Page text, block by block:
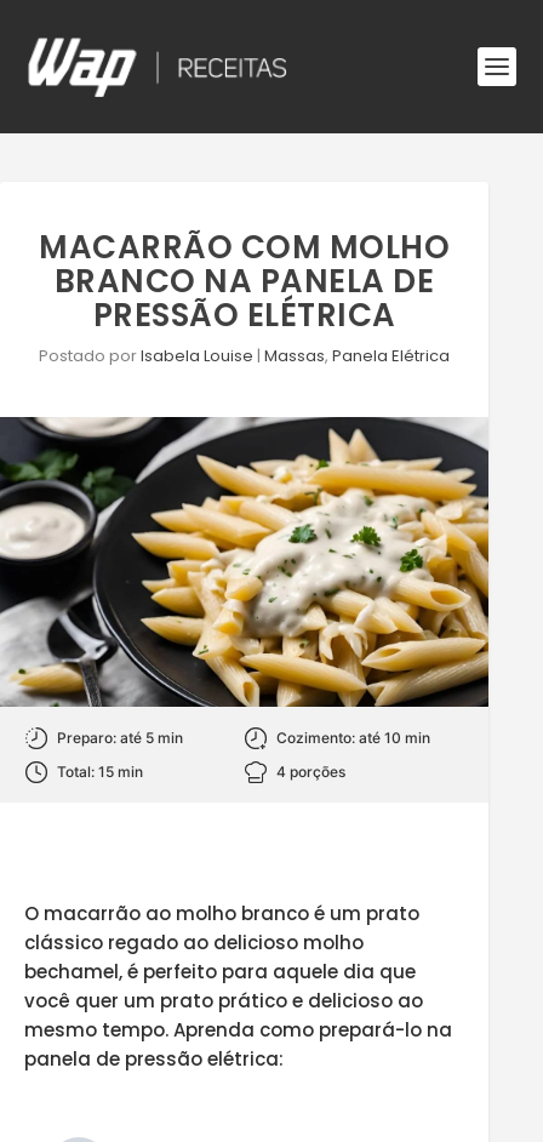
MACARRÃO COM MOLHO
BRANCO NA PANELA DE
PRESSÃO ELÉTRICA
Postado porIsabela Louise |Massas,Panela Elétrica
Preparo: até 5 min
Cozimento: até 10 min
Total: 15 min
4 porções
O macarrão ao molho branco é um prato
clássico regado ao delicioso molho
bechamel, é perfeito para aquele dia que
você quer um prato prático e delicioso ao
mesmo tempo. Aprenda como prepará-lo na
panela de pressão elétrica: